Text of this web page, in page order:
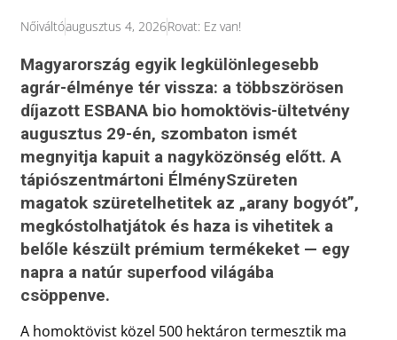
Nőiváltóaugusztus 4, 2026Rovat: Ez van!
Magyarország egyik legkülönlegesebb
agrár-élménye tér vissza: a többszörösen
díjazott ESBANA bio homoktövis-ültetvény
augusztus 29-én, szombaton ismét
megnyitja kapuit a nagyközönség előtt. A
tápiószentmártoni ÉlménySzüreten
magatok szüretelhetitek az „arany bogyót”,
megkóstolhatjátok és haza is vihetitek a
belőle készült prémium termékeket — egy
napra a natúr superfood világába
csöppenve.
A homoktövist közel 500 hektáron termesztik ma